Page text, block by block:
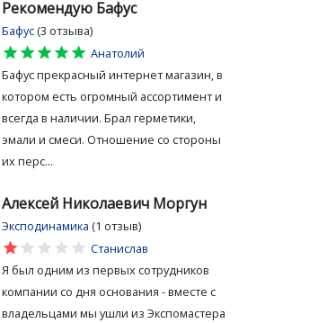
Рекомендую Бафус
Бафус (3 отзыва)
star
star
star
star
star
Анатолий
Бафус прекрасный интернет магазин, в
котором есть огромный ассортимент и
всегда в наличии. Брал герметики,
эмали и смеси. Отношение со стороны
их перс...
Алексей Николаевич Моргун
Эксподинамика (1 отзыв)
star
star
star
star
star
Станислав
Я был одним из первых сотрудников
компании со дня основания - вместе с
владельцами мы ушли из Экспомастера